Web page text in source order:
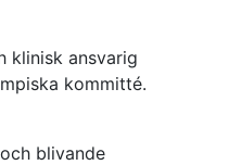
klinisk ansvarig
kommitté.
blivande